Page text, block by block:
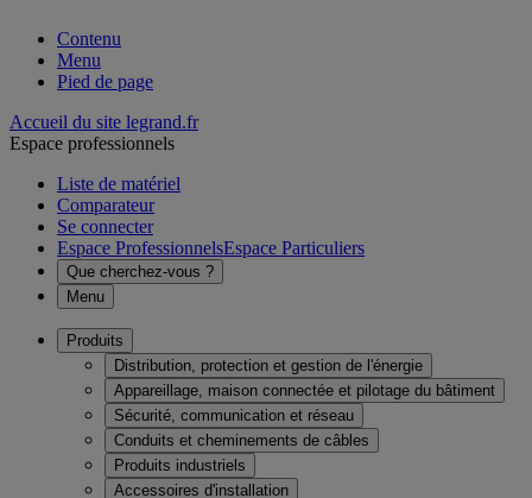
Contenu
Menu
Pied de page
Accueil du site legrand.fr
Espace professionnels
Liste de matériel
Comparateur
Se connecter
Espace ProfessionnelsEspace Particuliers
Que cherchez-vous ?
Menu
Produits
Distribution, protection et gestion de l'énergie
Appareillage, maison connectée et pilotage du bâtiment
Sécurité, communication et réseau
Conduits et cheminements de câbles
Produits industriels
Accessoires d'installation